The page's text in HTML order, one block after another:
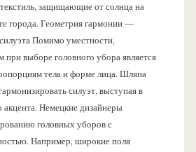
защищающие от солнца на
города. Геометрия гармонии —
Помимо уместности,
выборе головного убора является
тела и форме лица. Шляпа
силуэт, выступая в
акцента. Немецкие дизайнеры
головных уборов с
Например, широкие поля